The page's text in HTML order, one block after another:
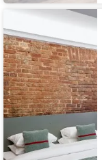
Бутик-
Отель
ЛетягинЪ